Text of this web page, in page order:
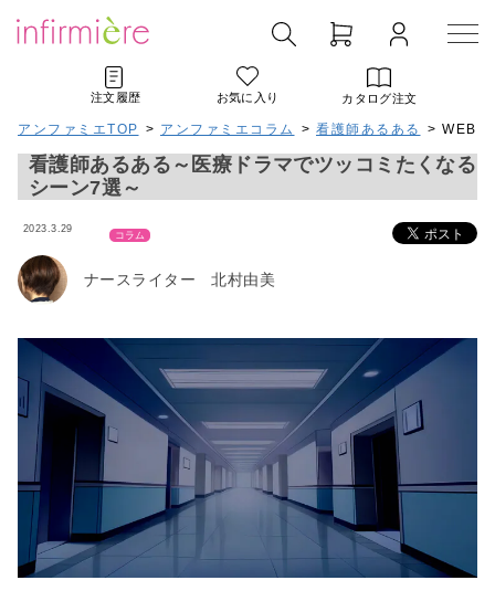
注文履歴 お気に入り カタログ注文
アンファミエTOP > アンファミエコラム > 看護師あるある > WEBマ
看護師あるある～医療ドラマでツッコミたくなる
シーン7選～
2023.3.29
コラム
ナースライター 北村由美